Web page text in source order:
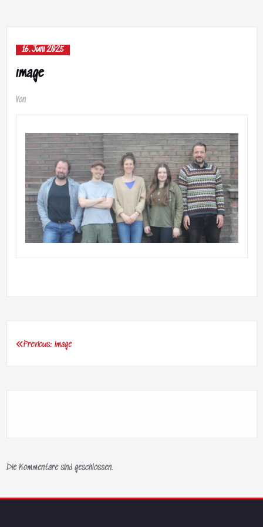
16. Juni 2025
image
Von
Beitragsnavigation
Previous: image
Die Kommentare sind geschlossen.